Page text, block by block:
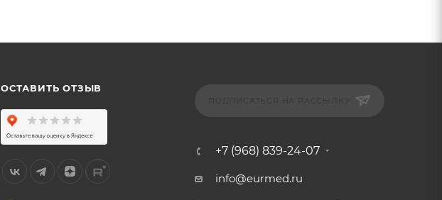
ОСТАВИТЬ ОТЗЫВ
+7 (968) 839-24-07
info@eurmed.ru